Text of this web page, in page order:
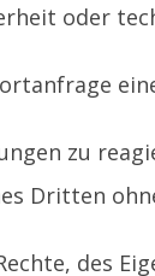
oder
zu
Dritten
des